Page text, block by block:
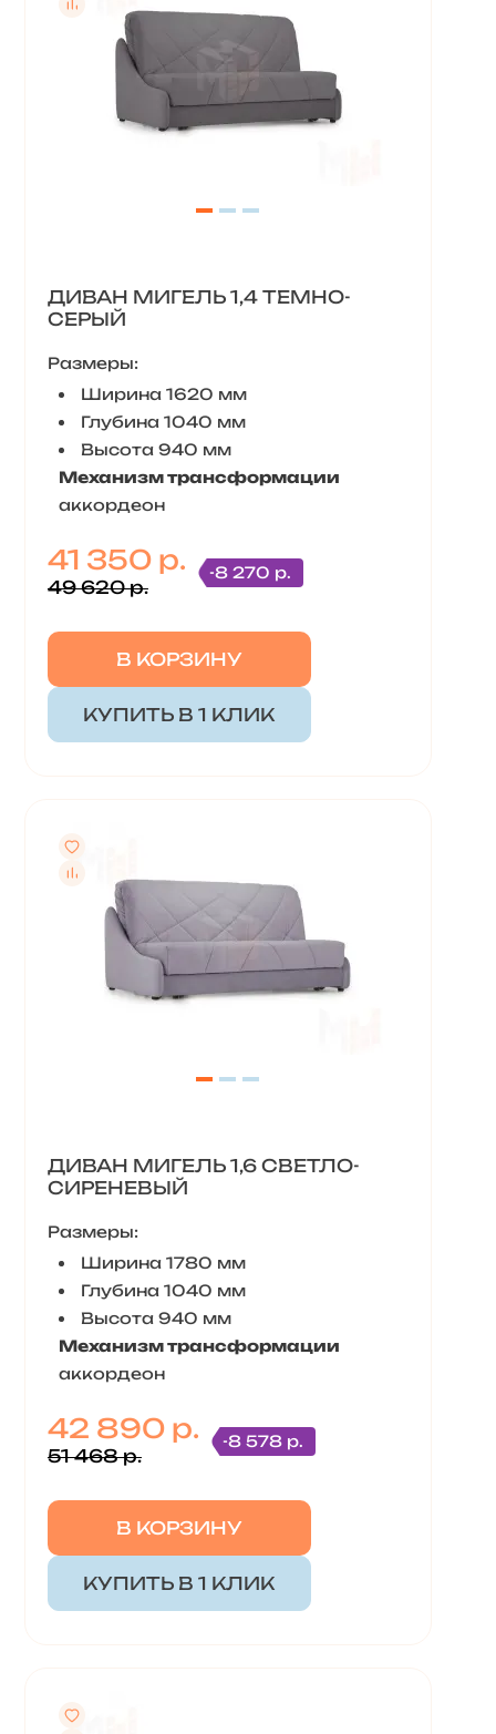
ДИВАН МИГЕЛЬ 1,4 ТЕМНО-
СЕРЫЙ
Размеры:
Ширина 1620 мм
Глубина 1040 мм
Высота 940 мм
Механизм трансформации
аккордеон
41 350 р.
49 620 р.
-8 270 р.
В КОРЗИНУ
КУПИТЬ В 1 КЛИК
ДИВАН МИГЕЛЬ 1,6 СВЕТЛО-
СИРЕНЕВЫЙ
Размеры:
Ширина 1780 мм
Глубина 1040 мм
Высота 940 мм
Механизм трансформации
аккордеон
42 890 р.
51 468 р.
-8 578 р.
В КОРЗИНУ
КУПИТЬ В 1 КЛИК